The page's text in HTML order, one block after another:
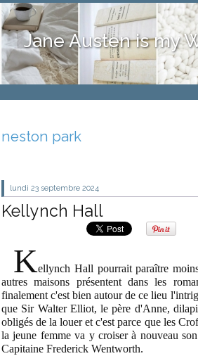
Jane Austen is my
neston park
lundi 23 septembre 2024
Kellynch Hall
Kellynch Hall pourrait paraître
autres maisons présentent dans les
finalement c'est bien autour de ce lieu
que Sir Walter Elliot, le père d'Anne,
obligés de la louer et c'est parce que les
la jeune femme va y croiser à nouveau
Capitaine Frederick Wentworth.